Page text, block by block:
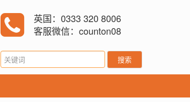
英国：0333 320 8006
客服微信：counton08
搜索